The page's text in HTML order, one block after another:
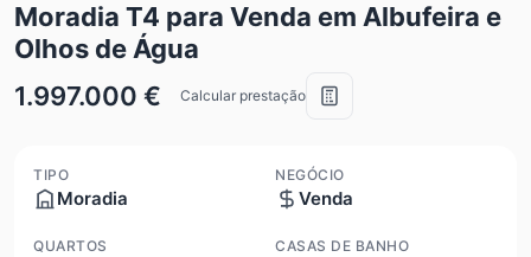
Moradia T4 para Venda em Albufeira e
Olhos de Água
1.997.000 €
Calcular prestação
TIPO
Moradia
NEGÓCIO
Venda
QUARTOS CASAS DE BANHO